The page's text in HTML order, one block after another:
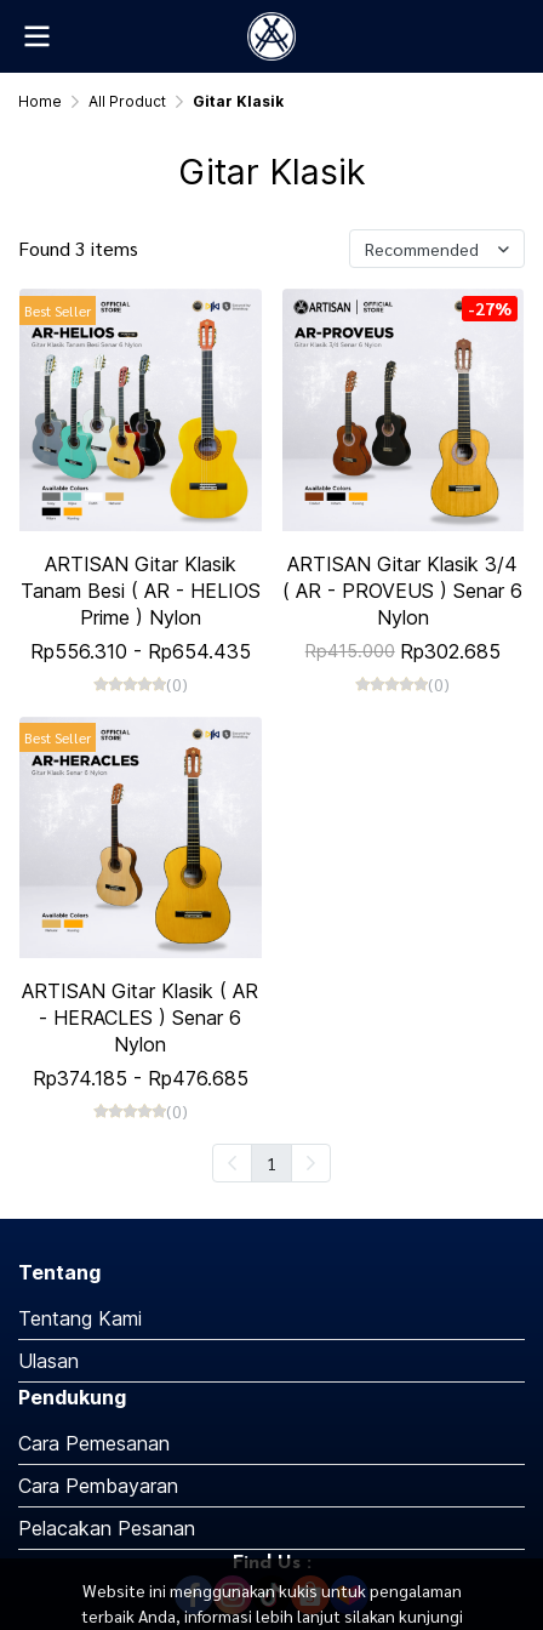
Home All Product Gitar Klasik
Gitar Klasik
Found 3 items Recommended
Best Seller
ARTISAN Gitar Klasik
Tanam Besi ( AR - HELIOS
Prime ) Nylon
Rp556.310 - Rp654.435
(0)
-27%
ARTISAN Gitar Klasik 3/4
( AR - PROVEUS ) Senar 6
Nylon
Rp415.000 Rp302.685
(0)
Best Seller
ARTISAN Gitar Klasik ( AR
- HERACLES ) Senar 6
Nylon
Rp374.185 - Rp476.685
(0)
1
Website ini menggunakan kukis untuk pengalaman
terbaik Anda, informasi lebih lanjut silakan kunjungi
Tentang
Tentang Kami
Ulasan
Pendukung
Cara Pemesanan
Cara Pembayaran
Pelacakan Pesanan
Find Us :